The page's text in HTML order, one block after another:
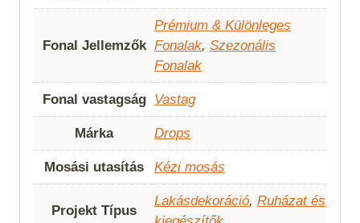
Fonal Jellemzők
Prémium & Különleges
Fonalak, Szezonális
Fonalak
Fonal vastagság Vastag
Márka Drops
Mosási utasítás Kézi mosás
Projekt Típus
Lakásdekoráció, Ruházat és